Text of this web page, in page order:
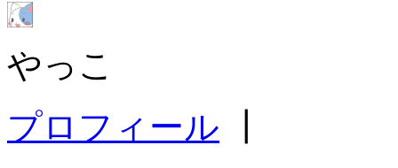
やっこ
プロフィール